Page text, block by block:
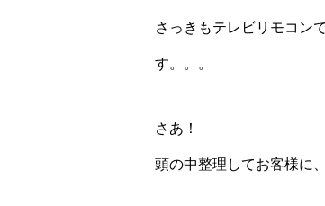
さっきもテレビリモコン
す。。。
さあ！
頭の中整理してお客様に